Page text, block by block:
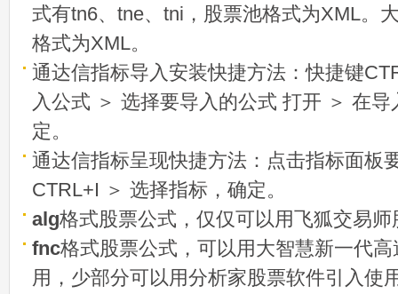
式有tn6、tne、tni，股票池格式为XML。
格式为XML。
通达信指标导入安装快捷方法：快捷键
入公式 ＞ 选择要导入的公式 打开 ＞ 在
定。
通达信指标呈现快捷方法：点击指标面板
CTRL+I ＞ 选择指标，确定。
alg格式股票公式，仅仅可以用飞狐交易
fnc格式股票公式，可以用大智慧新一代
用，少部分可以用分析家股票软件引入使